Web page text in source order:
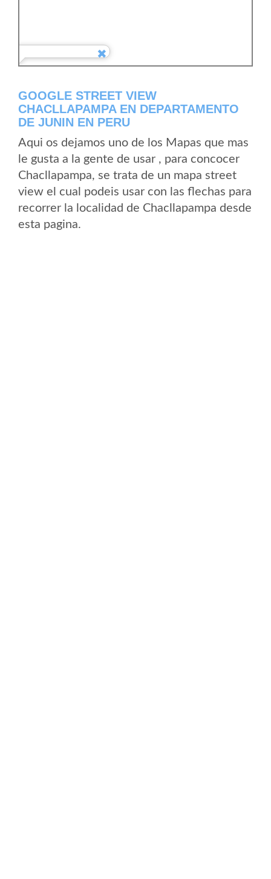
GOOGLE STREET VIEW
CHACLLAPAMPA EN DEPARTAMENTO
DE JUNIN EN PERU
Aqui os dejamos uno de los Mapas que mas
le gusta a la gente de usar , para concocer
Chacllapampa, se trata de un mapa street
view el cual podeis usar con las flechas para
recorrer la localidad de Chacllapampa desde
esta pagina.